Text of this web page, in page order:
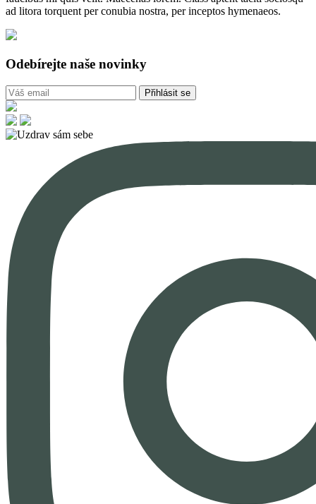
ad litora torquent per conubia nostra, per inceptos hymenaeos.
Odebírejte naše novinky
Přihlásit se